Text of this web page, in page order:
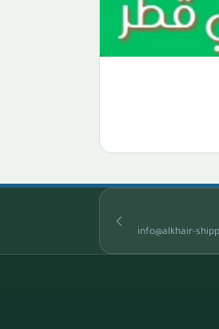
info@alkhair-